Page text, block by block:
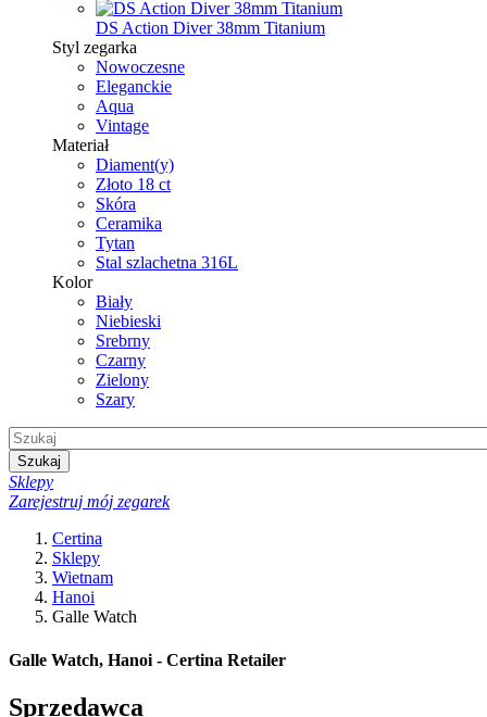
DS Action Diver 38mm Titanium
Styl zegarka
Nowoczesne
Eleganckie
Aqua
Vintage
Materiał
Diament(y)
Złoto 18 ct
Skóra
Ceramika
Tytan
Stal szlachetna 316L
Kolor
Biały
Niebieski
Srebrny
Czarny
Zielony
Szary
Szukaj
Sklepy
Zarejestruj mój zegarek
Certina
Sklepy
Wietnam
Hanoi
Galle Watch
Galle Watch, Hanoi - Certina Retailer
Sprzedawca